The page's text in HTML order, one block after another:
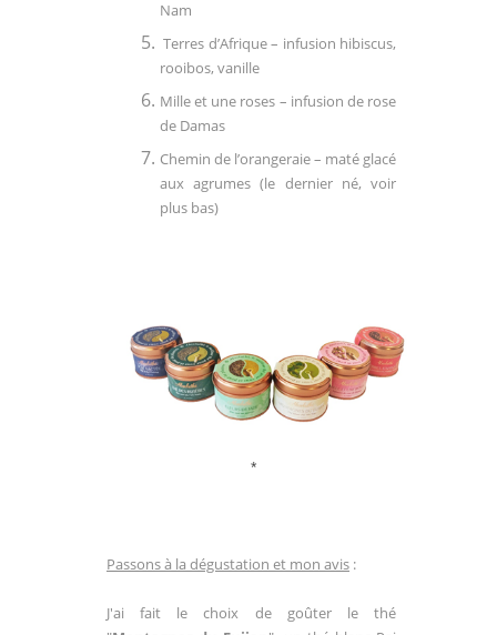
Nam
Terres d’Afrique – infusion hibiscus,
rooibos, vanille
Mille et une roses – infusion de rose
de Damas
Chemin de l’orangeraie– maté glacé
aux agrumes (le dernier né, voir
plus bas)
*
Passons à la dégustation et mon avis :
J'ai fait le choix de goûter le thé